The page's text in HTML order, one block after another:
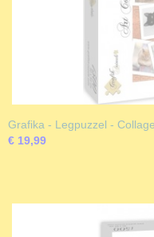
Grafika - Legpuzzel -
€ 19,99